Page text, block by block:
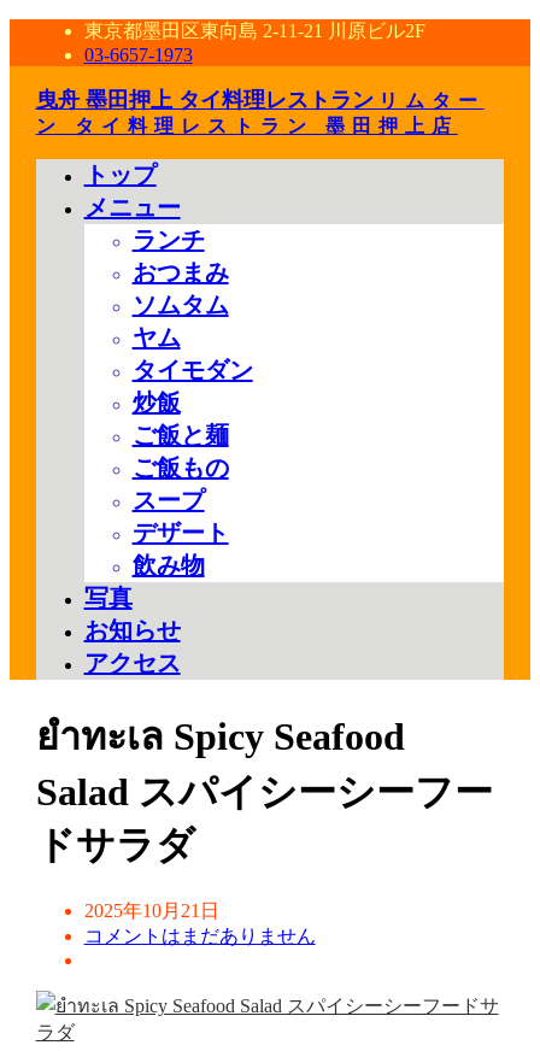
東京都墨田区東向島 2-11-21 川原ビル2F
03-6657-1973
曳舟 墨田押上 タイ料理レストラン リムター
ン タイ料理レストラン 墨田押上店
トップ
メニュー
ランチ
おつまみ
ソムタム
ヤム
タイモダン
炒飯
ご飯と麺
ご飯もの
スープ
デザート
飲み物
写真
お知らせ
アクセス
ยำทะเล Spicy Seafood
Salad スパイシーシーフー
ドサラダ
2025年10月21日
コメントはまだありません